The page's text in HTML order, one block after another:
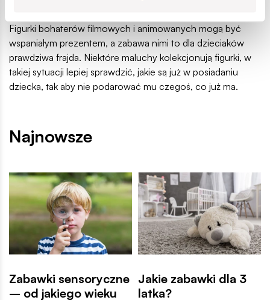
Figurki bohaterów filmowych i animowanych mogą być
wspaniałym prezentem, a zabawa nimi to dla dzieciaków
prawdziwa frajda. Niektóre maluchy kolekcjonują figurki, w
takiej sytuacji lepiej sprawdzić, jakie są już w posiadaniu
dziecka, tak aby nie podarować mu czegoś, co już ma.
Najnowsze
Zabawki sensoryczne
– od jakiego wieku
Jakie zabawki dla 3
latka?